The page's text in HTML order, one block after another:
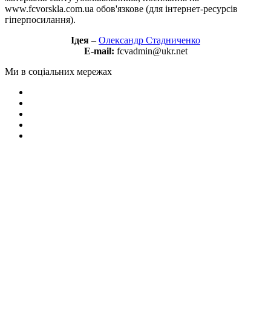
www.fcvorskla.com.ua обов'язкове (для інтернет-ресурсів
гіперпосилання).
Ідея – Олександр Стадниченко
E-mail: fcvadmin@ukr.net
Ми в соціальних мережах